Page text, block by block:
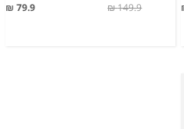
79.9 ₪ 149.9 ₪